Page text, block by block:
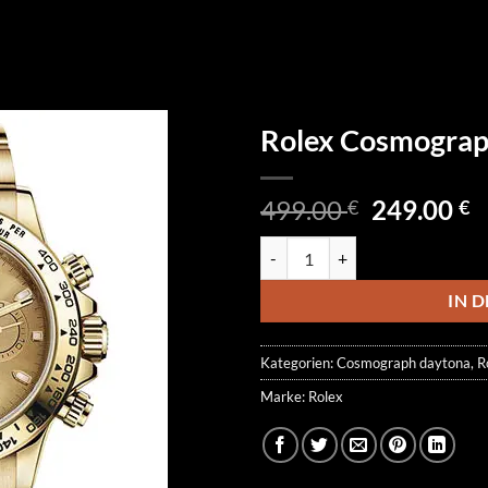
Rolex
499.00€
499.00 €
249.00€
IN
Kategorien:Cosmograph daytona,
Marke: Rolex